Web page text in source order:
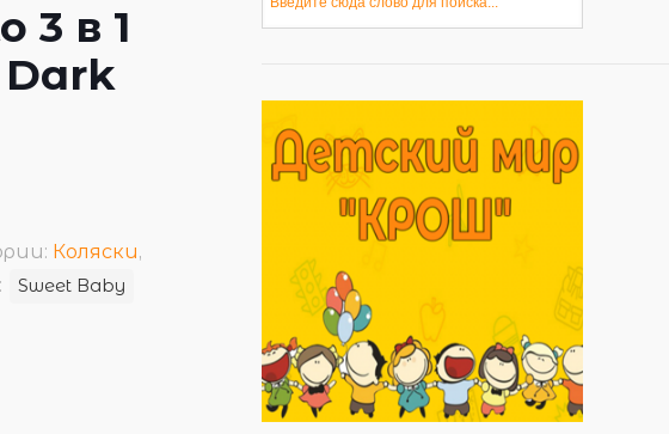
3 в 1
Коляски,
Sweet Baby